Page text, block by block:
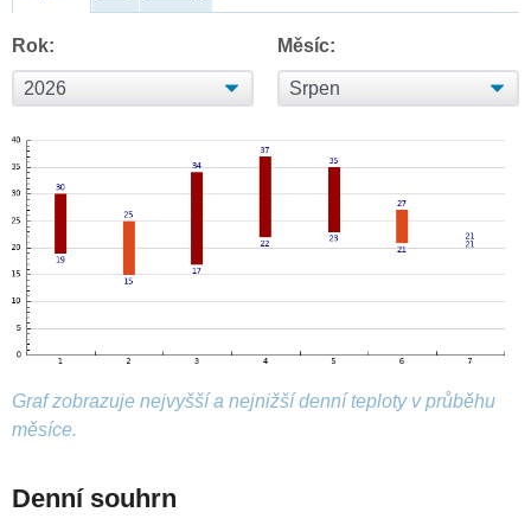
Rok: Měsíc:
Graf zobrazuje nejvyšší a nejnižší denní teploty v průběhu
měsíce.
Denní souhrn